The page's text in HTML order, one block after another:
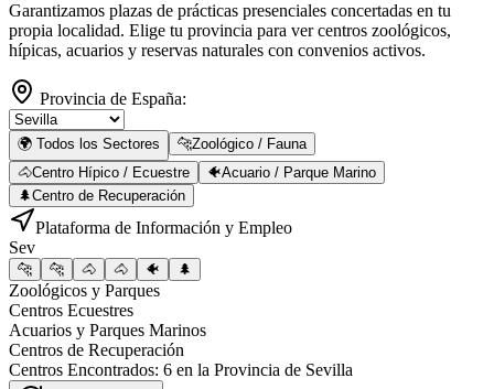
Garantizamos plazas de prácticas presenciales concertadas en tu
propia localidad. Elige tu provincia para ver centros zoológicos,
hípicas, acuarios y reservas naturales con convenios activos.
Provincia de España:
🌍 Todos los Sectores 🐆Zoológico / Fauna
🐴Centro Hípico / Ecuestre 🐠Acuario / Parque Marino
🌲Centro de Recuperación
Plataforma de Información y Empleo
Sev
🐆 🐆 🐴 🐴 🐠 🌲
Zoológicos y Parques
Centros Ecuestres
Acuarios y Parques Marinos
Centros de Recuperación
Centros Encontrados: 6 en la Provincia de Sevilla